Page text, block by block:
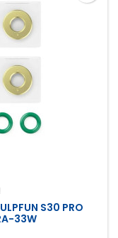
S30 PRO
33W